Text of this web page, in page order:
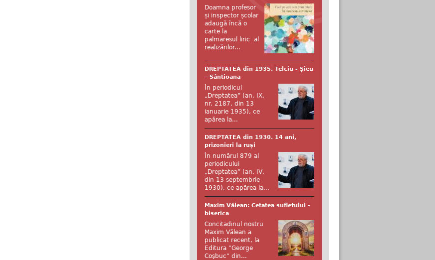
Doamna profesor
și inspector școlar
adaugă încă o
carte la
palmaresul liric al
realizărilor...
DREPTATEA din 1935. Telciu - Șieu
– Sântioana
În periodicul
„Dreptatea” (an. IX,
nr. 2187, din 13
ianuarie 1935), ce
apărea la...
DREPTATEA din 1930. 14 ani,
prizonieri la ruși
În numărul 879 al
periodicului
„Dreptatea” (an. IV,
din 13 septembrie
1930), ce apărea la...
Maxim Vălean: Cetatea sufletului -
biserica
Concitadinul nostru
Maxim Vălean a
publicat recent, la
Editura "George
Coşbuc" din...